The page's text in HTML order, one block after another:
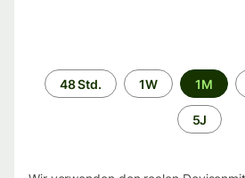
Zeitraum
48 Std. 1W 1M
5J